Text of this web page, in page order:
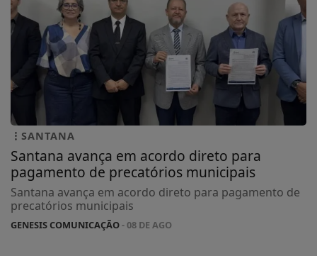
SANTANA
Santana avança em acordo direto para
pagamento de precatórios municipais
Santana avança em acordo direto para pagamento de
precatórios municipais
GENESIS COMUNICAÇÃO- 08 DE AGO